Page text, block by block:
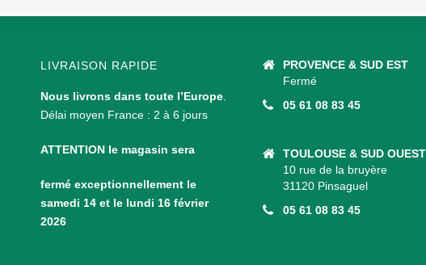
LIVRAISON RAPIDE
Nous livrons dans toute l’Europe.
Délai moyen France : 2 à 6 jours
ATTENTION le magasin sera
fermé exceptionnellement le
samedi 14 et le lundi 16 février
2026
PROVENCE & SUD EST
Fermé
05 61 08 83 45
TOULOUSE & SUD OUEST
10 rue de la bruyère
31120 Pinsaguel
05 61 08 83 45